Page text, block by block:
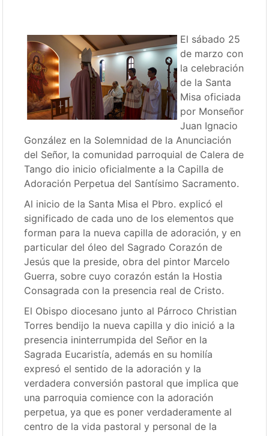
El sábado 25
de marzo con
la celebración
de la Santa
Misa oficiada
por Monseñor
Juan Ignacio
González en la Solemnidad de la Anunciación
del Señor, la comunidad parroquial de Calera de
Tango dio inicio oficialmente a la Capilla de
Adoración Perpetua del Santísimo Sacramento.
Al inicio de la Santa Misa el Pbro. explicó el
significado de cada uno de los elementos que
forman para la nueva capilla de adoración, y en
particular del óleo del Sagrado Corazón de
Jesús que la preside, obra del pintor Marcelo
Guerra, sobre cuyo corazón están la Hostia
Consagrada con la presencia real de Cristo.
El Obispo diocesano junto al Párroco Christian
Torres bendijo la nueva capilla y dio inició a la
presencia ininterrumpida del Señor en la
Sagrada Eucaristía, además en su homilía
expresó el sentido de la adoración y la
verdadera conversión pastoral que implica que
una parroquia comience con la adoración
perpetua, ya que es poner verdaderamente al
centro de la vida pastoral y personal de la